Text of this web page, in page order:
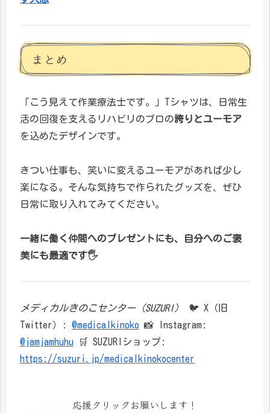
まとめ
「こう見えて作業療法士です。」Tシャツは、日常生
活の回復を支えるリハビリのプロの誇りとユーモア
を込めたデザインです。
きつい仕事も、笑いに変えるユーモアがあれば少し
楽になる。そんな気持ちで作られたグッズを、ぜひ
日常に取り入れてみてください。
一緒に働く仲間へのプレゼントにも、自分へのご褒
美にも最適です🖐️
メディカルきのこセンター（SUZURI）
🐦 X（旧
Twitter）: @medicalkinoko 📸 Instagram:
@jamjamhuhu 🛒 SUZURIショップ:
https://suzuri.jp/medicalkinokocenter
応援クリックお願いします！